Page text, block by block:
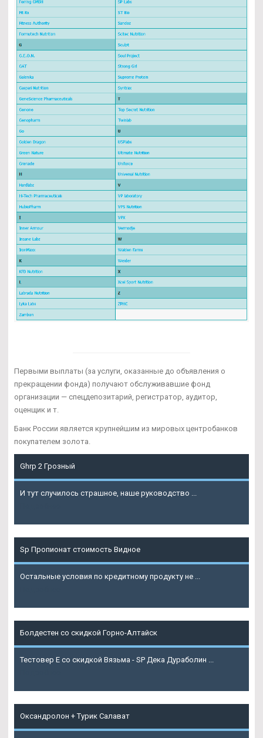
Первыми выплаты (за услуги, оказанные до объявления о
прекращении фонда) получают обслуживавшие фонд
организации — спецдепозитарий, регистратор, аудитор,
оценщик и т.
Банк России является крупнейшим из мировых центробанков
покупателем золота.
Ghrp 2 Грозный
И тут случилось страшное, наше руководство ...
Sp Пропионат стоимость Видное
Остальные условия по кредитному продукту не ...
Болдестен со скидкой Горно-Алтайск
Тестовер Е со скидкой Вязьма - SP Дека Дураболин ...
Оксандролон + Турик Салават